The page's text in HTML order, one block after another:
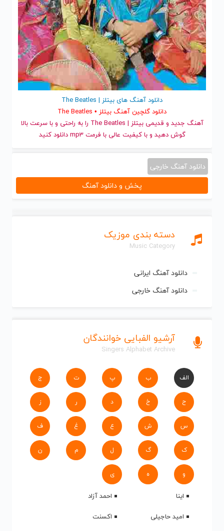
دسته بندی موزیک
Music Category
دانلود آهنگ ایرانی
دانلود آهنگ خارجی
آرشیو الفبایی خوانندگان
Singers Alphabet Archive
الف ب پ ت ج
ح خ د ر ز
س ش ع غ ف
ک گ ل م ن
و ه ی
اینا
احمد آزاد
امید حاجیلی
اکسنت
دانلود آهنگ های بیتلز | The Beatles
دانلود گلچین آهنگ بیتلز • The Beatles
آهنگ جدید
و قدیمی بیتلز | The Beatles را به راحتی و با سرعت بالا
گوش دهید و با کیفیت عالی با فرمت mp3 دانلود کنید
دانلود آهنگ خارجی
پخش و دانلود آهنگ